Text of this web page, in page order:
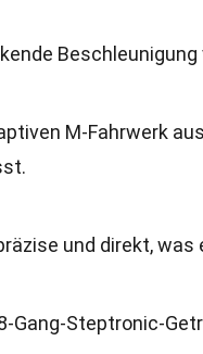
M-Fahrwerk
und direkt,
Gang-Steptronic-